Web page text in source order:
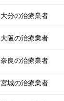
大分の治療業者
大阪の治療業者
奈良の治療業者
宮城の治療業者